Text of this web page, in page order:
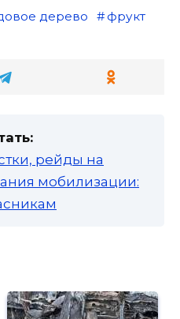
дерево
фрукт
рейды на
мобилизации: